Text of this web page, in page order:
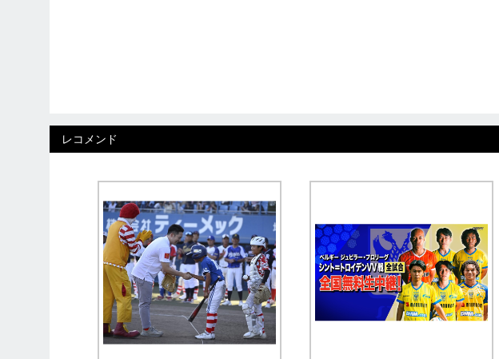
レコメンド